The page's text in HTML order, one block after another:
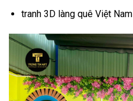
tranh 3D làng quê Việt Nam